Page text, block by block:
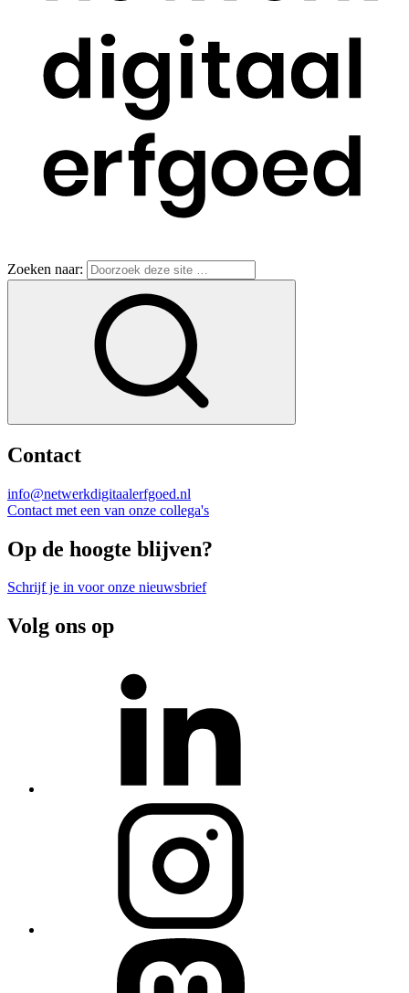
Zoeken naar:
Contact
info@netwerkdigitaalerfgoed.nl
Contact met een van onze collega's
Op de hoogte blijven?
Schrijf je in voor onze nieuwsbrief
Volg ons op